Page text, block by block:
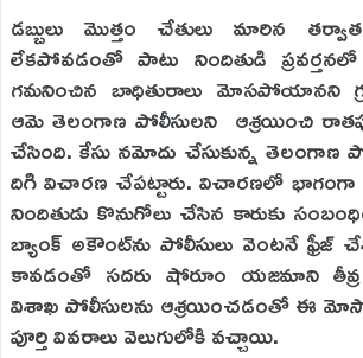
డబ్బులు మొత్తం చేతులు మారిన
లేకపోవడంతో పాటు నిందితుడి
గమనించిన బాధితురాలు మోసపోయానని
ఆమె తెలంగాణ పోలీసులని ఆశ్రయించి
చేసింది. కేసు నమోదు చేసుకున్న తెలంగాణ
దిగి విచారణ చేపట్టారు. విచారణలో భాగంగా
నిందితుడు కొనుగోలు చేసిన కారుకు
బ్యాంక్ అకౌంట్‌ను పోలీసులు వెంటనే ఫ్రీజ్
కావడంతో సదరు షోరూం యజమాని తీవ్ర
విశాఖ పోలీసులను ఆశ్రయించడంతో ఈ
పూర్తి వివరాలు వెలుగులోకి వచ్చాయి.